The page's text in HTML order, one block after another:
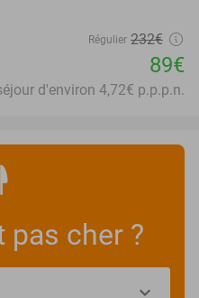
Régulier 232€
89€
d'environ 4,72€ p.p.p.n.
pas cher ?